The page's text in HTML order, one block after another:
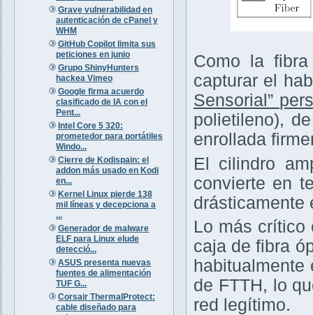
Grave vulnerabilidad en
autenticación de cPanel y
WHM
GitHub Copilot limita sus
peticiones en junio
Grupo ShinyHunters
hackea Vimeo
Google firma acuerdo
clasificado de IA con el
Pent...
Intel Core 5 320:
prometedor para portátiles
Windo...
Cierre de Kodispain: el
addon más usado en Kodi
en...
Kernel Linux pierde 138
mil líneas y decepciona a
...
Generador de malware
ELF para Linux elude
detecció...
ASUS presenta nuevas
fuentes de alimentación
TUF G...
Corsair ThermalProtect:
cable diseñado para
Como la
capturar el
Sensorial”
polietileno),
enrollada
El cilindro
convierte en
drásticamente
Lo más crítico
caja de fibra
de FTTH, lo
red legítimo.